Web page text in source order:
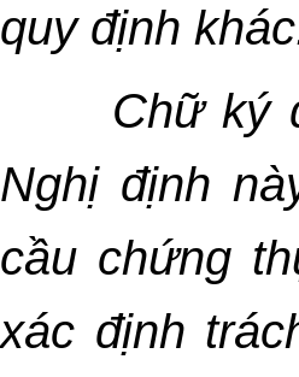
quy định
Chữ ký
Nghị định
cầu chứng
xác định